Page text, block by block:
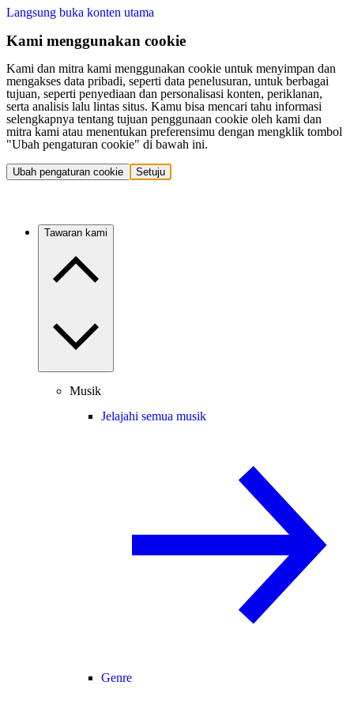
Langsung buka konten utama
Kami menggunakan cookie
Kami dan mitra kami menggunakan cookie untuk menyimpan dan
mengakses data pribadi, seperti data penelusuran, untuk berbagai
tujuan, seperti penyediaan dan personalisasi konten, periklanan,
serta analisis lalu lintas situs. Kamu bisa mencari tahu informasi
selengkapnya tentang tujuan penggunaan cookie oleh kami dan
mitra kami atau menentukan preferensimu dengan mengklik tombol
"Ubah pengaturan cookie" di bawah ini.
Ubah pengaturan cookie Setuju
Tawaran kami
Musik
Jelajahi semua musik
Genre